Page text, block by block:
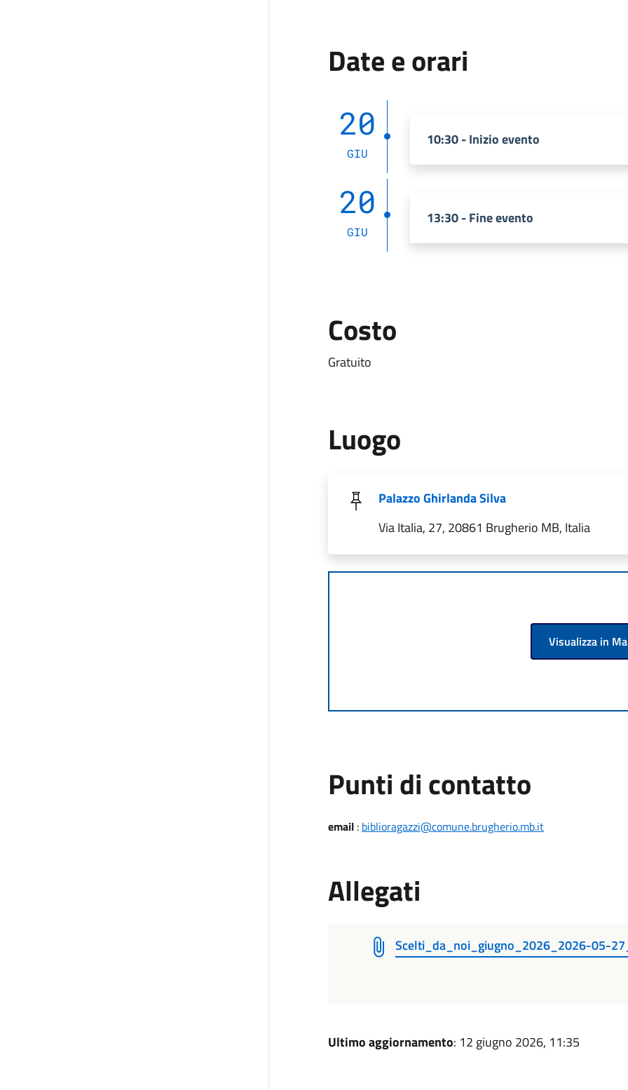
Date e orari
20
GIU
10:30 - Inizio evento
20
GIU
13:30 - Fine evento
Costo
Gratuito
Luogo
Palazzo Ghirlanda Silva
Via Italia, 27, 20861 Brugherio MB, Italia
Visualizza in
Punti di contatto
email: biblioragazzi@comune.brugherio.mb.it
Allegati
Scelti_da_noi_giugno_2026_2026-05-
Ultimo aggiornamento: 12 giugno 2026, 11:35